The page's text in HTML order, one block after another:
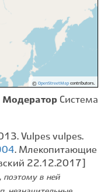
© OpenStreetMapcontributors.
Модератор Система
Vulpes vulpes.
. Млекопитающие
22.12.2017]
поэтому в ней